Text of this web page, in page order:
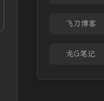
飞刀博客
龙G笔记